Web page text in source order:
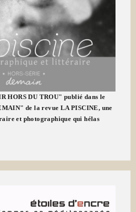
HORS DU TROU" publié dans le
de la revue LA PISCINE, une
et photographique qui hélas